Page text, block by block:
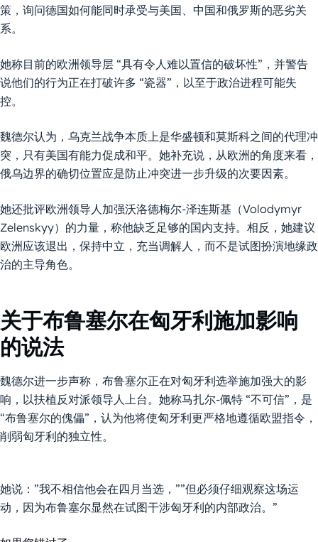
策，询问德国如何能同时承受与美国、中国和俄罗斯的恶劣关
系。
她称目前的欧洲领导层 “具有令人难以置信的破坏性”，并警告
说他们的行为正在打破许多 “瓷器”，以至于政治进程可能失
控。
魏德尔认为，乌克兰战争本质上是华盛顿和莫斯科之间的代理冲
突，只有美国有能力促成和平。她补充说，从欧洲的角度来看，
俄乌边界的确切位置应是防止冲突进一步升级的次要因素。
她还批评欧洲领导人加强沃洛德梅尔-泽连斯基（Volodymyr
Zelenskyy）的力量，称他缺乏足够的国内支持。相反，她建议
欧洲应该退出，保持中立，充当调解人，而不是试图扮演地缘政
治的主导角色。
关于布鲁塞尔在匈牙利施加影响
的说法
魏德尔进一步声称，布鲁塞尔正在对匈牙利选举施加强大的影
响，以扶植反对派领导人上台。她称马扎尔-佩特 “不可信”，是
“布鲁塞尔的傀儡”，认为他将使匈牙利更严格地遵循欧盟指令，
削弱匈牙利的独立性。
她说：”我不相信他会在四月当选，””但必须仔细观察这场运
动，因为布鲁塞尔显然在试图干涉匈牙利的内部政治。”